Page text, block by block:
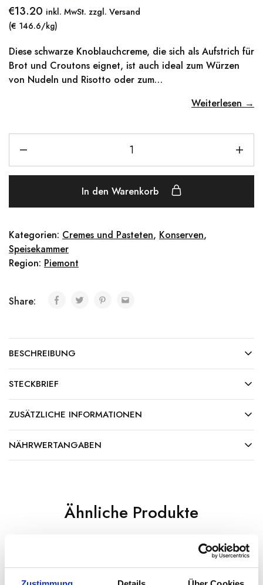
€13.20 inkl. MwSt. zzgl. Versand
(€ 146.6/kg)
Diese schwarze Knoblauchcreme, die sich als Aufstrich für
Brot und Croutons eignet, ist auch ideal zum Würzen
von Nudeln und Risotto oder zum…
Weiterlesen →
In den Warenkorb
Kategorien: Cremes und Pasteten, Konserven,
Speisekammer
Region: Piemont
Share:
BESCHREIBUNG
STECKBRIEF
ZUSÄTZLICHE INFORMATIONEN
NÄHRWERTANGABEN
Ähnliche Produkte